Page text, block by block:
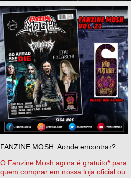
FANZINE MOSH: Aonde encontrar?
O Fanzine Mosh agora é gratuito* para
quem comprar em nossa loja oficial ou